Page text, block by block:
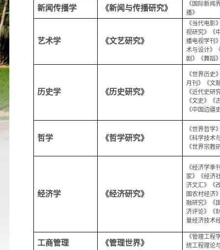
新闻传播学 《新闻与传播研究》
《国际新闻
播》
艺术学 《文艺研究》
《当代电影
视研究》《
播电视学刊
术与设计》
剧》《舞蹈
历史学 《历史研究》
《世界历史
月刊》《文
《近代史研
《文史》《
《中国边疆
哲学 《哲学研究》
《世界哲学
《科学技术
《世界宗教
经济学 《经济研究》
《经济学季
家》《经济
济文汇》《
国农村经济
融研究》《
济评论》《
量经济技术
工商管理 《管理世界》
《管理工程
统工程理论